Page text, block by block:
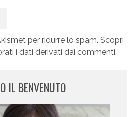
per ridurre lo spam. Scopri
i dati derivati dai commenti.
IL BENVENUTO